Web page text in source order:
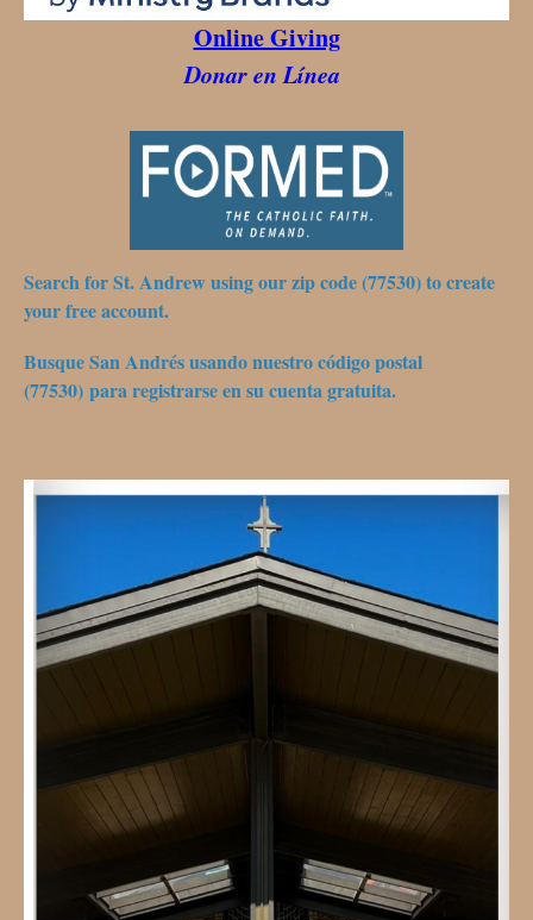
Online Giving
Donar en Línea
Search for St. Andrew using our zip code (77530) to create
your free account.
Busque San Andrés usando nuestro código postal
(77530) para registrarse en su cuenta gratuita.